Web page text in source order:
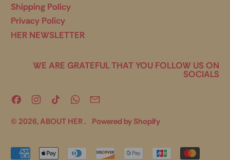
Shipping Policy
Privacy Policy
HER NEWSLETTER
WE ARE GRATEFUL THAT YOU FOLLOW US ON
SOCIALS
FacebookInstagram
TikTok WhatsApp
© 2026,ABOUT HER. Powered by Shopify
Accepted